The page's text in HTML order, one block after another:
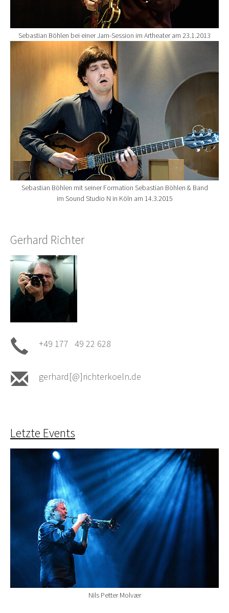
Sebastian Böhlen bei einer Jam-Session im Artheater am 23.1.2013
Show larger version for:
Sebastian Böhlen mit seiner Formation Sebastian Böhlen & Band
im Sound Studio N in Köln am 14.3.2015
Gerhard Richter
+49 177 49 22 628
gerhard[@]richterkoeln.de
Letzte Events
Nils Petter Molvær